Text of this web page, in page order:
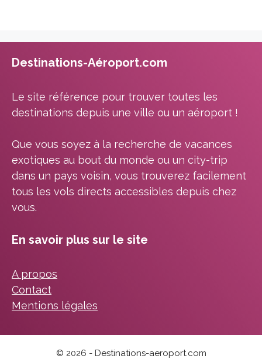
Destinations-Aéroport.com
Le site référence pour trouver toutes les
destinations depuis une ville ou un aéroport !
Que vous soyez à la recherche de vacances
exotiques au bout du monde ou un city-trip
dans un pays voisin, vous trouverez facilement
tous les vols directs accessibles depuis chez
vous.
En savoir plus sur le site
A propos
Contact
Mentions légales
© 2026 - Destinations-aeroport.com